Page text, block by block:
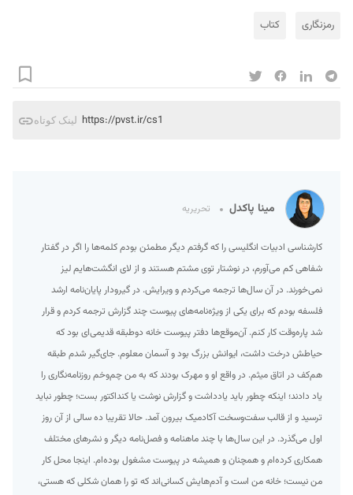
رمزنگاری کتاب
لینک کوتاه https://pvst.ir/cs1
مینا پاکدل تحریریه
کارشناسی ادبیات انگلیسی را که گرفتم دیگر مطمئن بودم کلمه‌ها را اگر در گفتار
شفاهی کم می‌آورم، در نوشتار توی مشتم هستند و از لای انگشت‌هایم لیز
نمی‌خورند. در آن سال‌ها ترجمه می‌کردم و ویرایش. در گیرودار پایان‌نامه ارشد
فلسفه بودم که برای یکی از ویژه‌نامه‌های پیوست چند گزارش ترجمه کردم و قرار
شد پاره‌وقت کار کنم. آن‌موقع‌ها دفتر پیوست خانه دوطبقه قدیمی‌ای بود که
حیاطش درخت داشت، ایوانش بزرگ بود و آسمان معلوم. جای‌گیر شدم طبقه
هم‌کف در اتاق میثم. در واقع او و مهرک بودند که به من چم‌وخم روزنامه‌نگاری را
یاد دادند؛ اینکه چطور باید یادداشت و گزارش نوشت یا کنداکتور بست؛ چطور نباید
ترسید و از قالب سفت‌وسخت آکادمیک بیرون آمد. حالا تقریبا ده سالی از آن روز
اول می‌گذرد. در این سال‌ها با چند ماهنامه و فصل‌نامه دیگر و نشرهای مختلف
همکاری کرده‌ام و همچنان و همیشه در پیوست مشغول بوده‌ام. اینجا محل کار
من نیست؛ خانه من است و آدم‌هایش کسانی‌اند که تو را همان شکلی که هستی،